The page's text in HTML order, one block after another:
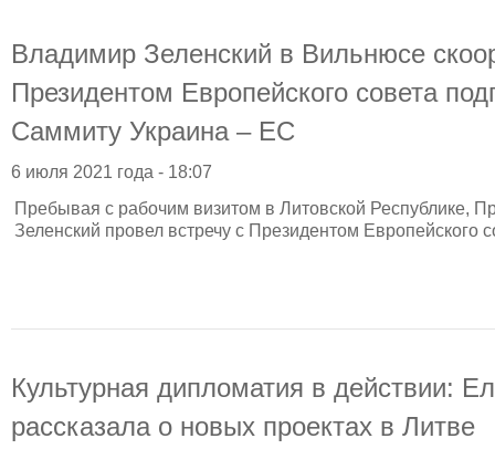
Владимир Зеленский в Вильнюсе
Президентом Европейского совета
Саммиту Украина – ЕС
6 июля 2021 года - 18:07
Пребывая с рабочим визитом в Литовской Республике,
Зеленский провел встречу с Президентом
Культурная дипломатия в действии:
рассказала о новых проектах в Литве